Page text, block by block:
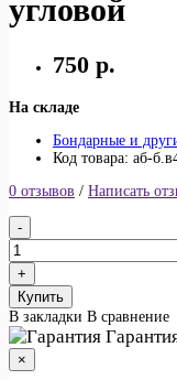
угловой
750 р.
На складе
Бондарные и
Код товара: аб-
0 отзывов / Написать
Купить
В закладки В сравнение
×